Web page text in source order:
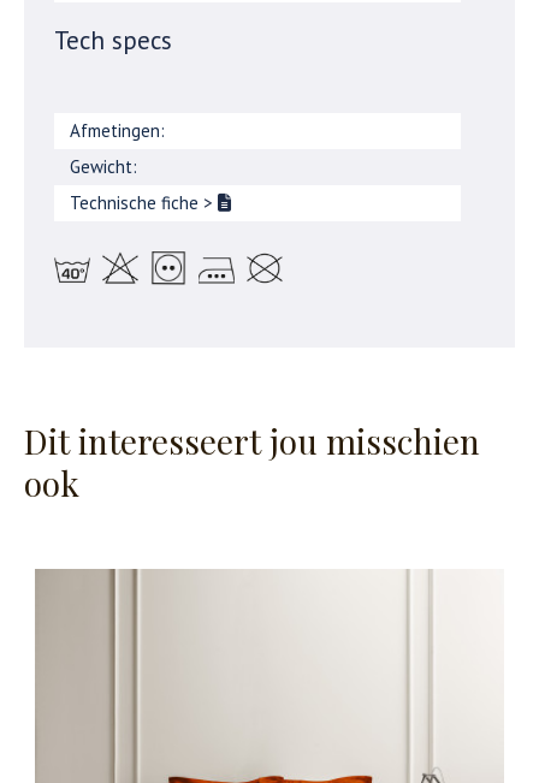
Tech specs
Afmetingen:
Gewicht:
Technische fiche >
Dit interesseert jou misschien
ook